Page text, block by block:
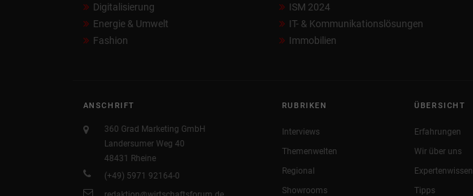
Digitalisierung
Energie & Umwelt
Fashion
ISM 2024
IT- & Kommunikationslösungen
Immobilien
ANSCHRIFT
360 Grad Marketing GmbH
Landersumer Weg 40
48431 Rheine
(+49) 5971 92164-0
RUBRIKEN
Interviews
Themenwelten
Regional
Showrooms
ÜBERSICHT
Erfahrungen
Wir über uns
Expertenwissen
Tipps